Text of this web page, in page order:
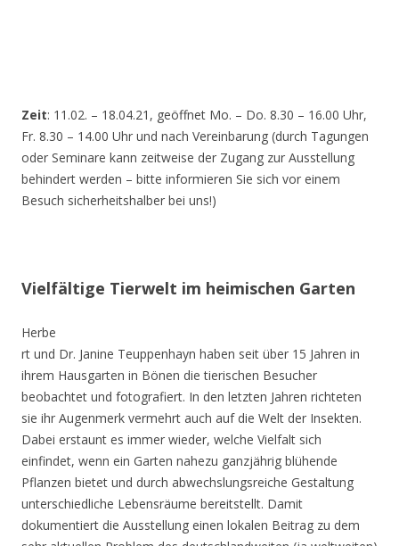
Zeit: 11.02. – 18.04.21, geöffnet Mo. – Do. 8.30 – 16.00 Uhr,
Fr. 8.30 – 14.00 Uhr und nach Vereinbarung (durch Tagungen
oder Seminare kann zeitweise der Zugang zur Ausstellung
behindert werden – bitte informieren Sie sich vor einem
Besuch sicherheitshalber bei uns!)
Vielfältige Tierwelt im heimischen Garten
Herbe
rt und Dr. Janine Teuppenhayn haben seit über 15 Jahren in
ihrem Hausgarten in Bönen die tierischen Besucher
beobachtet und fotografiert. In den letzten Jahren richteten
sie ihr Augenmerk vermehrt auch auf die Welt der Insekten.
Dabei erstaunt es immer wieder, welche Vielfalt sich
einfindet, wenn ein Garten nahezu ganzjährig blühende
Pflanzen bietet und durch abwechslungsreiche Gestaltung
unterschiedliche Lebensräume bereitstellt. Damit
dokumentiert die Ausstellung einen lokalen Beitrag zu dem